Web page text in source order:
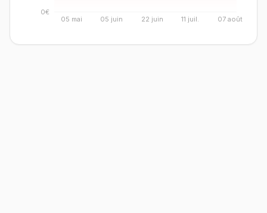
05 mai 05 juin 22 juin 11 juil. 07 août
0€